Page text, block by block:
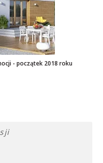
- początek 2018 roku